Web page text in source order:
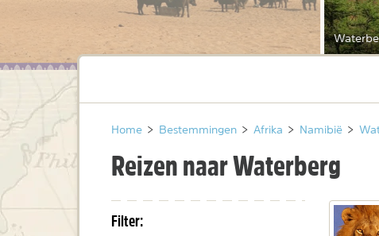
Home > Bestemmingen > Afrika > Namibië >
Reizen naar Waterberg
Filter: